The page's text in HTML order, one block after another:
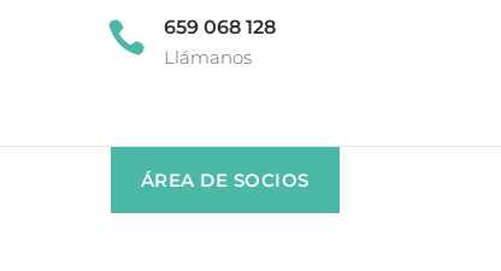

659 068 128
Llámanos
ÁREA DE SOCIOS